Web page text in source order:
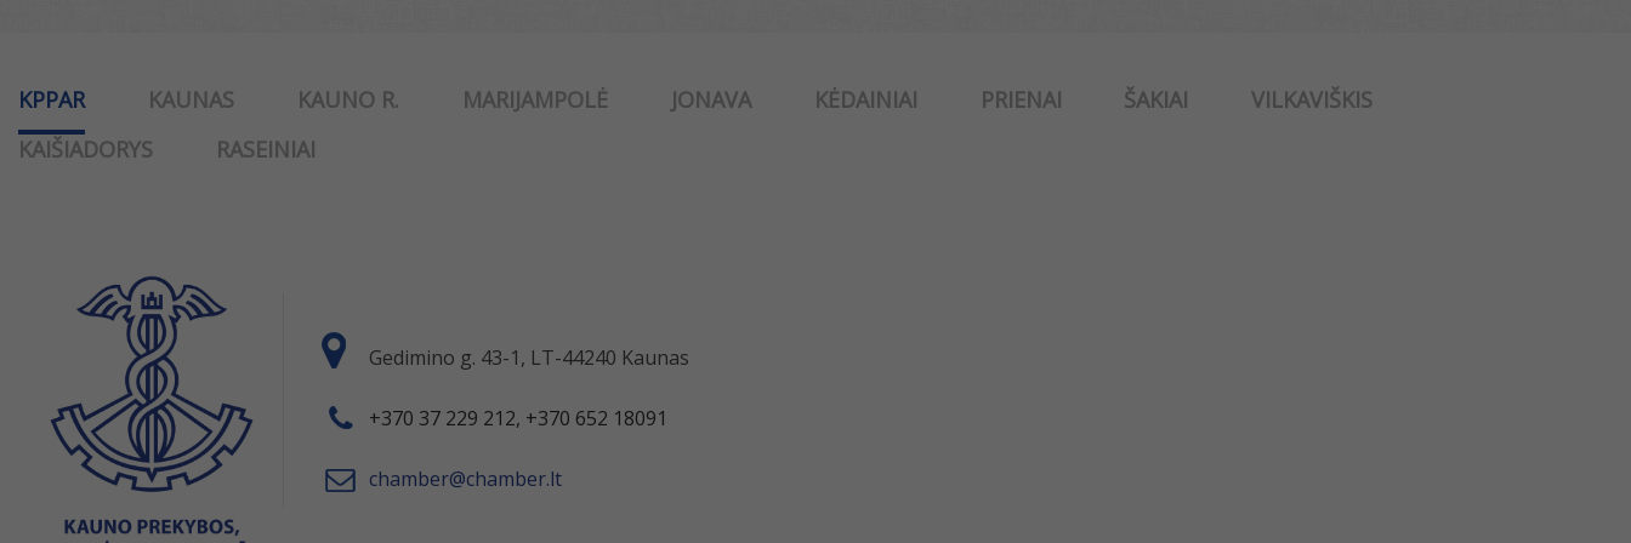
KPPAR KAUNAS KAUNO R. MARIJAMPOLĖ JONAVA KĖDAINIAI PRIENAI ŠAKIAI
VILKAVIŠKIS
KAIŠIADORYS
RASEINIAI
Gedimino g. 43-1, LT-44240 Kaunas
+370 37 229 212, +370 652 18091
chamber@chamber.lt